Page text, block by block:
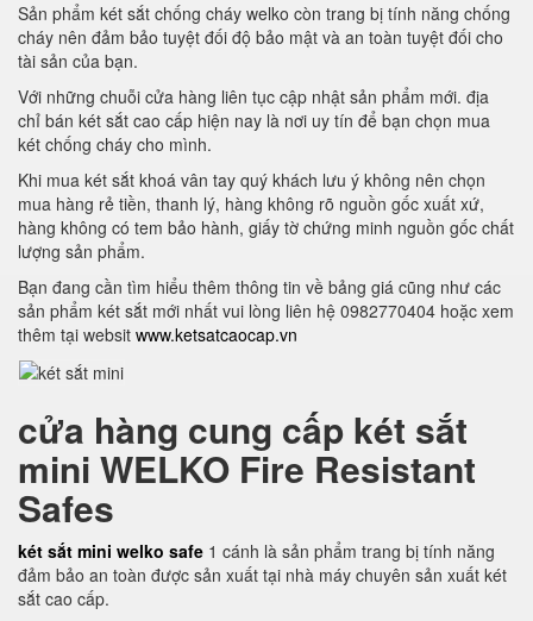
Sản phẩm két sắt chống cháy welko còn trang bị tính năng chống
cháy nên đảm bảo tuyệt đối độ bảo mật và an toàn tuyệt đối cho
tài sản của bạn.
Với những chuỗi cửa hàng liên tục cập nhật sản phẩm mới. địa
chỉ bán két sắt cao cấp hiện nay là nơi uy tín để bạn chọn mua
két chống cháy cho mình.
Khi mua két sắt khoá vân tay quý khách lưu ý không nên chọn
mua hàng rẻ tiền, thanh lý, hàng không rõ nguồn gốc xuất xứ,
hàng không có tem bảo hành, giấy tờ chứng minh nguồn gốc chất
lượng sản phẩm.
Bạn đang cần tìm hiểu thêm thông tin về bảng giá cũng như các
sản phẩm két sắt mới nhất vui lòng liên hệ 0982770404 hoặc xem
thêm tại websit www.ketsatcaocap.vn
cửa hàng cung cấp két sắt
mini WELKO Fire Resistant
Safes
két sắt mini welko safe 1 cánh là sản phẩm trang bị tính năng
đảm bảo an toàn được sản xuất tại nhà máy chuyên sản xuất két
sắt cao cấp.